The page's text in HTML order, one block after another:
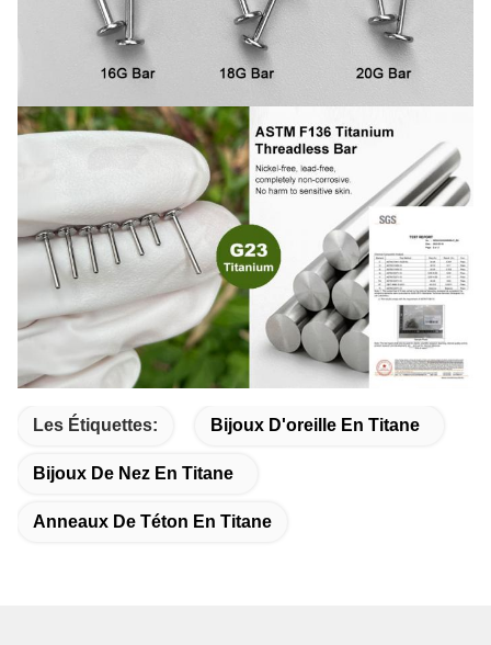
Les Étiquettes: Bijoux D'oreille En Titane
Bijoux De Nez En Titane
Anneaux De Téton En Titane